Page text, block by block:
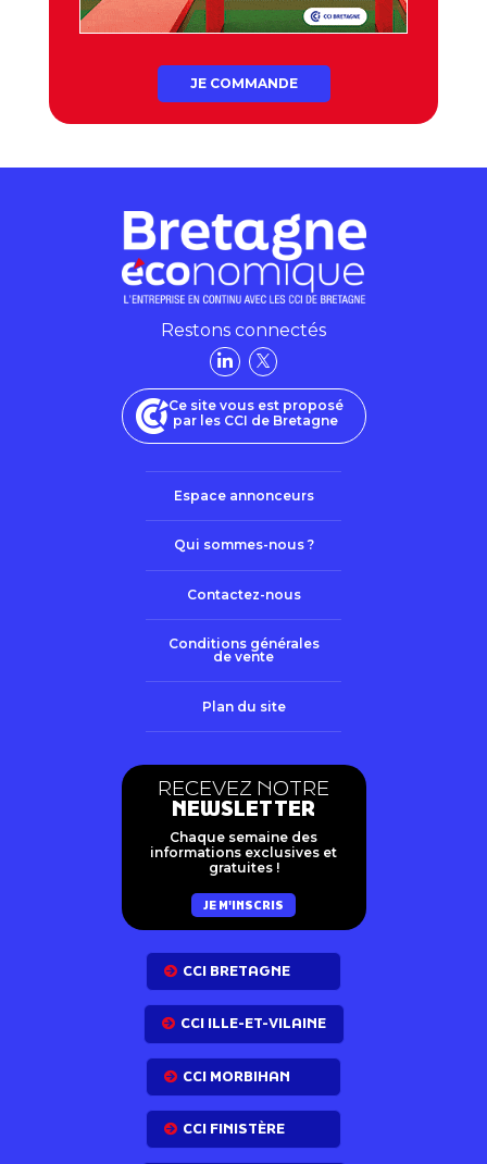
JE COMMANDE
Restons connectés
Ce site vous est proposé
par les CCI de Bretagne
Espace annonceurs
Qui sommes-nous ?
Contactez-nous
Conditions générales
de vente
Plan du site
RECEVEZ NOTRE
NEWSLETTER
Chaque semaine des
informations exclusives et
gratuites !
JE M'INSCRIS
CCI BRETAGNE
CCI ILLE-ET-VILAINE
CCI MORBIHAN
CCI FINISTÈRE